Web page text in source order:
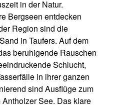
in der Natur.
Bergseen entdecken
Region sind die
in Taufers. Auf dem
beruhigende Rauschen
Schlucht,
in ihrer ganzen
sind Ausflüge zum
See. Das klare